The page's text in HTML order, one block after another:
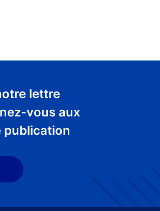
lettre
vous aux
publication